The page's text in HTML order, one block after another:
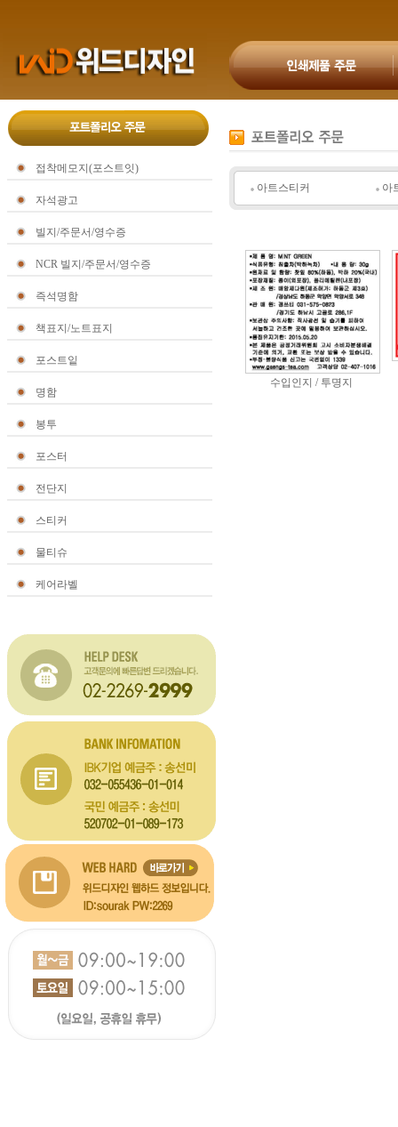
접착메모지(포스트잇)
자석광고
빌지/주문서/영수증
NCR 빌지/주문서/영수증
즉석명함
책표지/노트표지
포스트잍
명함
봉투
포스터
전단지
스티커
물티슈
케어라벨
아트스티커 아
수입인지 / 투명지